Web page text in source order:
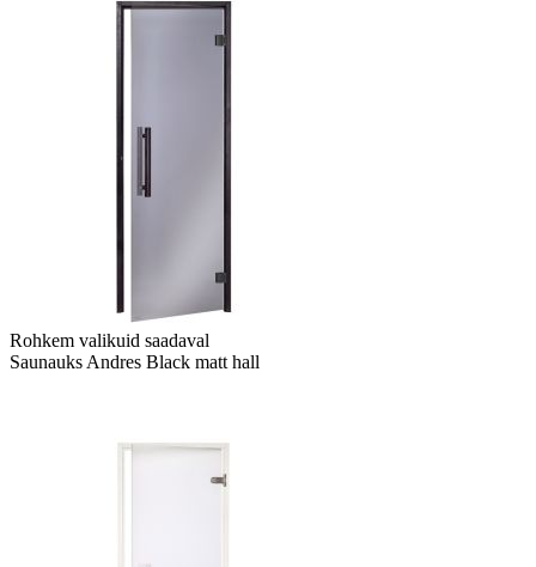
Rohkem valikuid saadaval
Saunauks Andres Black matt hall